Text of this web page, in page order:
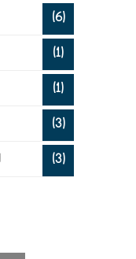
(6)
(1)
(1)
(3)
(3)